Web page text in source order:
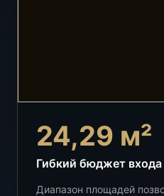
24,29 м²
Гибкий бюджет входа
Диапазон площадей